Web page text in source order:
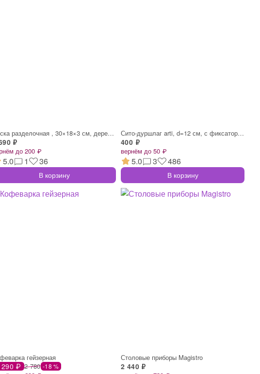
Доска разделочная , 30×18×3 см, дерево ц
₽
до 200 ₽
5.0 1 36
В корзину
Сито-дуршлаг arti, d=12 см, с фиксатором
400 ₽
вернём до 50 ₽
5.0 3 486
В корзину
гейзерная
₽ 2 780 -18 %
Столовые приборы Magistro
2 440 ₽